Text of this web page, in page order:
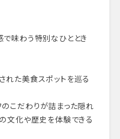
味わう特別なひととき
れた美食スポットを巡る
こだわりが詰まった隠れ
文化や歴史を体験できる